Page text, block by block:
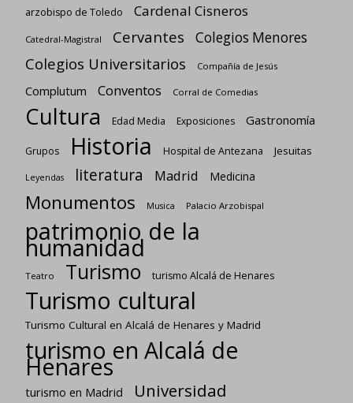
arzobispo de Toledo
Cardenal Cisneros
Catedral-Magistral Cervantes Colegios Menores
Colegios Universitarios Compañía de Jesús
Complutum Conventos Corral de Comedias
Cultura Edad Media Exposiciones Gastronomía
Grupos Historia Hospital de Antezana Jesuitas
Leyendas literatura Madrid Medicina
Monumentos Musica Palacio Arzobispal
patrimonio de la
humanidad
Teatro Turismo turismo Alcalá de Henares
Turismo cultural
Turismo Cultural en Alcalá de Henares y Madrid
turismo en Alcalá de
Henares
turismo en Madrid Universidad